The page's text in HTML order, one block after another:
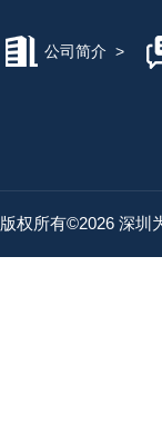
公司简介 >
版权所有©2026 深圳